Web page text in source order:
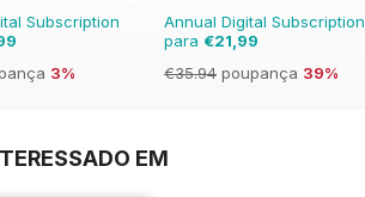
Subscription
3%
Annual Digital Subscription
para €21,99
€35.94 poupança 39%
EM